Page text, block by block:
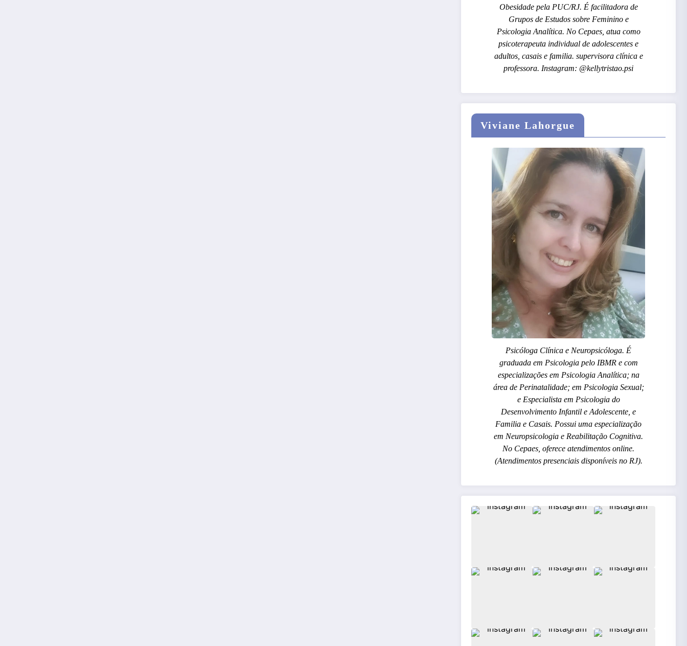
Obesidade pela PUC/RJ. É facilitadora de
Grupos de Estudos sobre Feminino e
Psicologia Analítica. No Cepaes, atua como
psicoterapeuta individual de adolescentes e
adultos, casais e familia. supervisora clínica e
professora. Instagram: @kellytristao.psi
Viviane Lahorgue
Psicóloga Clínica e Neuropsicóloga. É
graduada em Psicologia pelo IBMR e com
especializações em Psicologia Analítica; na
área de Perinatalidade; em Psicologia Sexual;
e Especialista em Psicologia do
Desenvolvimento Infantil e Adolescente, e
Familia e Casais. Possui uma especialização
em Neuropsicologia e Reabilitação Cognitiva.
No Cepaes, oferece atendimentos online.
(Atendimentos presenciais disponíveis no RJ).